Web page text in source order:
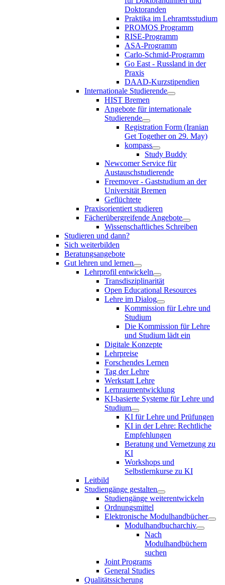
Doktoranden
Praktika im Lehramtsstudium
PROMOS Programm
RISE-Programm
ASA-Programm
Carlo-Schmid-Programm
Go East - Russland in der
Praxis
DAAD-Kurzstipendien
Internationale Studierende
HIST Bremen
Angebote für internationale
Studierende
Registration Form (Iranian
Get Together on 29. May)
kompass
Study Buddy
Newcomer Service für
Austauschstudierende
Freemover - Gaststudium an der
Universität Bremen
Geflüchtete
Praxisorientiert studieren
Fächerübergreifende Angebote
Wissenschaftliches Schreiben
Studieren und dann?
Sich weiterbilden
Beratungsangebote
Gut lehren und lernen
Lehrprofil entwickeln
Transdisziplinarität
Open Educational Resources
Lehre im Dialog
Kommission für Lehre und
Studium
Die Kommission für Lehre
und Studium lädt ein
Digitale Konzepte
Lehrpreise
Forschendes Lernen
Tag der Lehre
Werkstatt Lehre
Lernraumentwicklung
KI-basierte Systeme für Lehre und
Studium
KI für Lehre und Prüfungen
KI in der Lehre: Rechtliche
Empfehlungen
Beratung und Vernetzung zu
KI
Workshops und
Selbstlernkurse zu KI
Leitbild
Studiengänge gestalten
Studiengänge weiterentwickeln
Ordnungsmittel
Elektronische Modulhandbücher
Modulhandbucharchiv
Nach
Modulhandbüchern
suchen
Joint Programs
General Studies
Qualitätssicherung